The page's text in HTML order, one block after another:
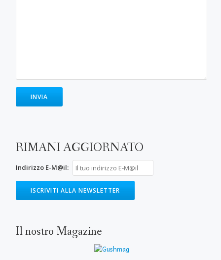
RIMANI AGGIORNATO
Indirizzo E-M@il:
Il nostro Magazine